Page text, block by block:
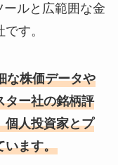
ルと広範囲な金
す。
な株価データや
ター社の銘柄評
個人投資家とプ
います。